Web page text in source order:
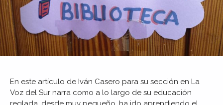
En este artículo de Iván Casero para su sección en La
Voz del Sur narra como a lo largo de su educación